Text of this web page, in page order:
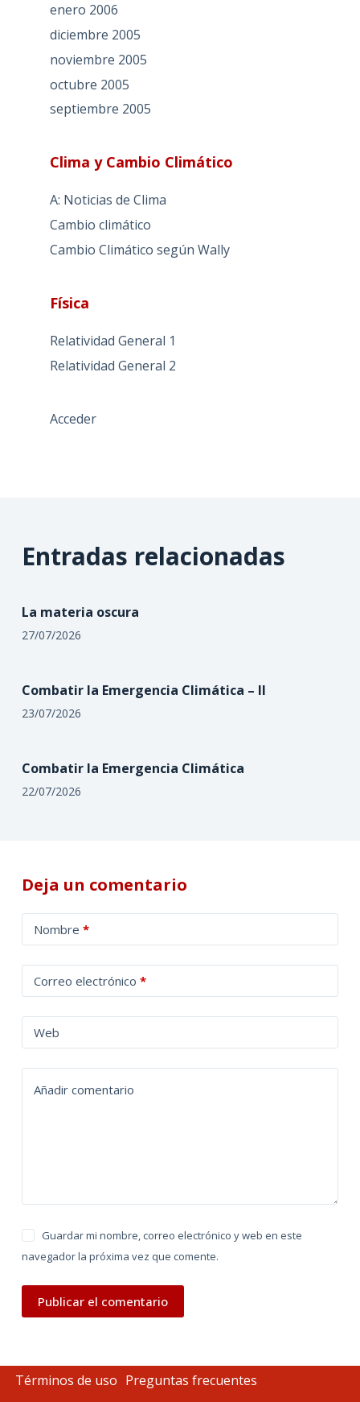
enero 2006
diciembre 2005
noviembre 2005
octubre 2005
septiembre 2005
Clima y Cambio Climático
A: Noticias de Clima
Cambio climático
Cambio Climático según Wally
Física
Relatividad General 1
Relatividad General 2
Acceder
Entradas relacionadas
La materia oscura
27/07/2026
Combatir la Emergencia Climática – II
23/07/2026
Combatir la Emergencia Climática
22/07/2026
Deja un comentario
Nombre *
Correo electrónico *
Web
Añadir comentario
Guardar mi nombre, correo electrónico y web en este
navegador la próxima vez que comente.
Publicar el comentario
l
t
a
t
Términos de uso Preguntas frecuentes